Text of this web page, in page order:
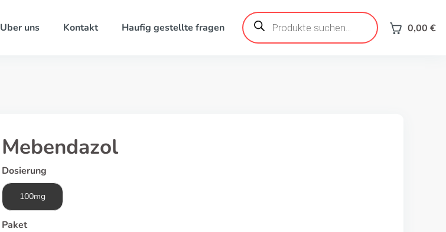
Uber uns Kontakt Haufig gestellte fragen
Produktsuche
0,00 €
Mebendazol
Dosierung
100mg
Paket